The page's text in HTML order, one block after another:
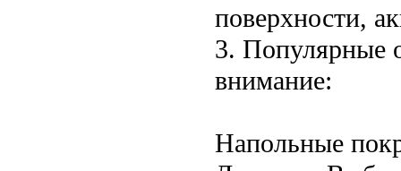
поверхности,
3. Популярные
внимание:
Напольные